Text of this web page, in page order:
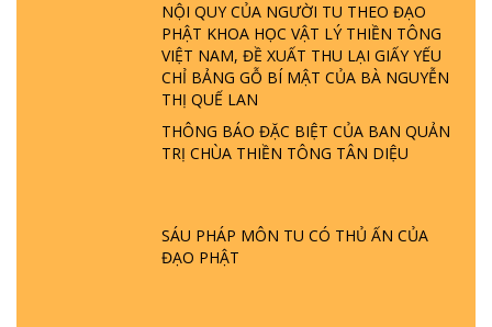
NỘI QUY CỦA NGƯỜI TU THEO ĐẠO
PHẬT KHOA HỌC VẬT LÝ THIỀN TÔNG
VIỆT NAM, ĐỀ XUẤT THU LẠI GIẤY YẾU
CHỈ BẢNG GỖ BÍ MẬT CỦA BÀ NGUYỄN
THỊ QUẾ LAN
THÔNG BÁO ĐẶC BIỆT CỦA BAN QUẢN
TRỊ CHÙA THIỀN TÔNG TÂN DIỆU
SÁU PHÁP MÔN TU CÓ THỦ ẤN CỦA
ĐẠO PHẬT
GIẢI ĐÁP THIỀN TÔNG ĐẶC BIỆT P22 - TẠI
SAO TRÁI ĐẤT NHIỀU THIÊN TAI - LŨ LỤT
- HỎA HOẠN | TTTD
GIẢI ĐÁP THIỀN TÔNG ĐẶC BIỆT P21 - TẠI
SAO ĐỨC PHẬT BƯỚC ĐI 7 BƯỚC TRÊN
HOA SEN ? | TTTD
GIẢI ĐÁP VỀ LỄ TIỄN THIỀN TÔNG SƯ
NGỌC LÂM VỀ PHẬT GIỚI